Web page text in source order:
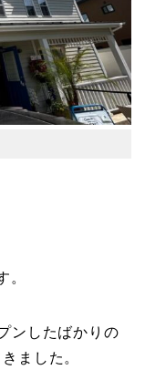
。
ンしたばかりの
ました。